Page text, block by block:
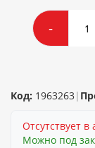
-
Код: 1963263 |
Отсутствует в
Можно под